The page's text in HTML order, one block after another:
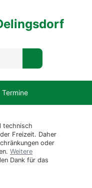
Termine
technisch
Freizeit. Daher
oder
Weitere
Dank für das